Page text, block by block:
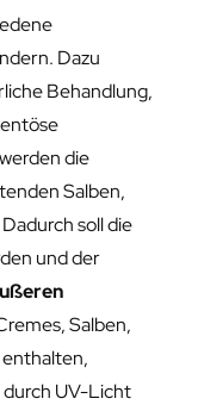
Dazu
Behandlung,
werden die
Salben,
soll die
und der
Salben,
durch UV-Licht